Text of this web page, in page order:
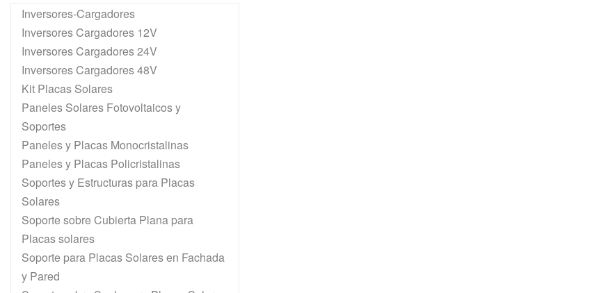
Inversores-Cargadores
Inversores Cargadores 12V
Inversores Cargadores 24V
Inversores Cargadores 48V
Kit Placas Solares
Paneles Solares Fotovoltaicos y
Soportes
Paneles y Placas Monocristalinas
Paneles y Placas Policristalinas
Soportes y Estructuras para Placas
Solares
Soporte sobre Cubierta Plana para
Placas solares
Soporte para Placas Solares en Fachada
y Pared